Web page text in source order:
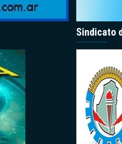
Sindicato